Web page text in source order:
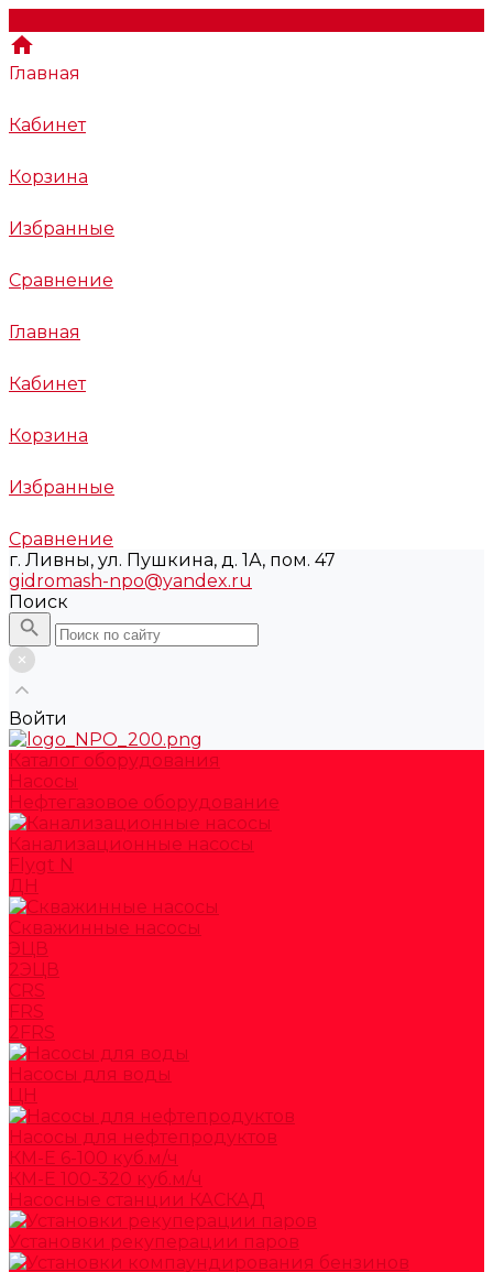
Главная
Кабинет
Корзина
Избранные
Сравнение
Главная
Кабинет
Корзина
Избранные
Сравнение
г. Ливны, ул. Пушкина, д. 1А, пом. 47
gidromash-npo@yandex.ru
Поиск
Войти
Каталог оборудования
Насосы
Нефтегазовое оборудование
Канализационные насосы
Flygt N
ДН
Скважинные насосы
ЭЦВ
2ЭЦВ
CRS
FRS
2FRS
Насосы для воды
ЦН
Насосы для нефтепродуктов
КМ-Е 6-100 куб.м/ч
КМ-Е 100-320 куб.м/ч
Насосные станции КАСКАД
Установки рекуперации паров